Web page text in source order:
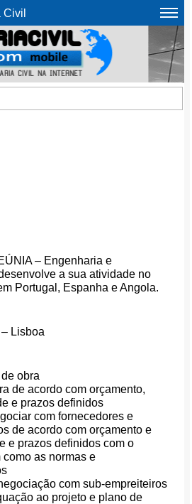
– Engenharia e
a sua atividade no
Portugal, Espanha e Angola.
Lisboa
obra
de acordo com orçamento,
e prazos definidos
com fornecedores e
de acordo com orçamento e
e prazos definidos com o
as normas e
com sub-empreiteiros
ao projeto e plano de